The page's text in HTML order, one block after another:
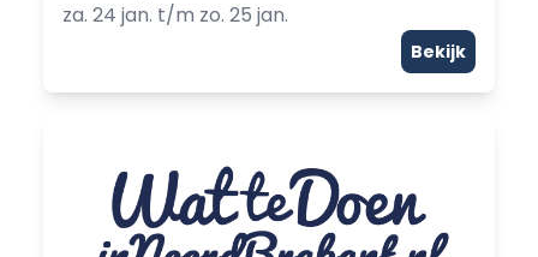
za. 24 jan. t/m zo. 25 jan.
Bekijk